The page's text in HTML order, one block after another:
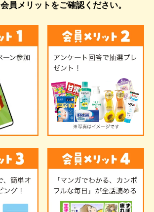
会員メリットをご確認ください。